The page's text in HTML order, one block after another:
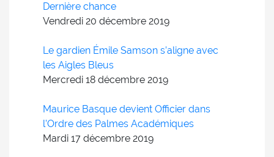
Dernière chance
Vendredi 20 décembre 2019
Le gardien Émile Samson s’aligne avec
les Aigles Bleus
Mercredi 18 décembre 2019
Maurice Basque devient Officier dans
l’Ordre des Palmes Académiques
Mardi 17 décembre 2019